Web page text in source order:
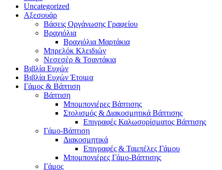
Uncategorized
Αξεσουάρ
Βάσεις Οργάνωσης Γραφείου
Βραχιόλια
Βραχιόλια Μαρτάκια
Μπρελόκ Κλειδιών
Νεσεσέρ & Τσαντάκια
Βιβλία Ευχών
Βιβλία Ευχών Έτοιμα
Γάμος & Βάπτιση
Βάπτιση
Μπομπονιέρες Βάπτισης
Στολισμός & Διακοσμητικά Βάπτισης
Επιγραφές Καλωσορίσματος Βάπτισης
Γάμο-Βάπτιση
Διακοσμητικά
Επιγραφές & Ταμπέλες Γάμου
Μπομπονιέρες Γάμο-Βάπτισης
Γάμος